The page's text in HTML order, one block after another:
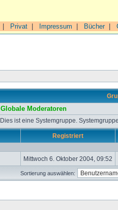
Privat Impressum Bücher|
Globale Moderatoren
Dies ist eine Systemgruppe.
Registriert
Mittwoch 6. Oktober 2004, 09:52
Sortierung auswählen: